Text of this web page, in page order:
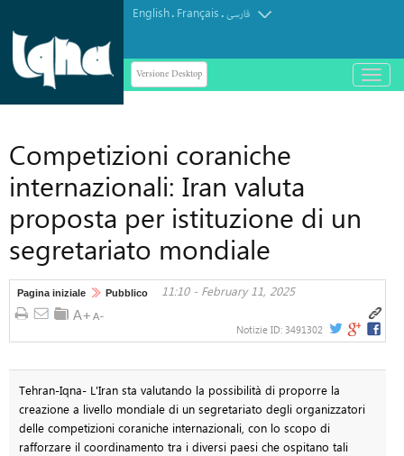
English. Français.فارسی
Versione Desktop
باز
و
Competizioni coraniche
internazionali: Iran valuta
proposta per istituzione di un
segretariato mondiale
Pagina iniziale Pubblico 11:10 - February 11, 2025
Notizie ID: 3491302
Tehran-Iqna- L'Iran sta valutando la possibilità di proporre la
creazione a livello mondiale di un segretariato degli organizzatori
delle competizioni coraniche internazionali, con lo scopo di
rafforzare il coordinamento tra i diversi paesi che ospitano tali